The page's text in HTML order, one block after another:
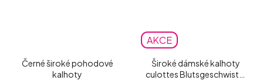
Černé široké pohodové
kalhoty
AKCE
Široké dámské kalhoty
culottes Blutsgeschwister